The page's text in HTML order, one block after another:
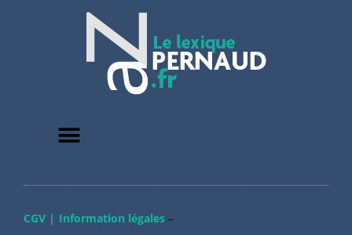
CGV | Information légales–